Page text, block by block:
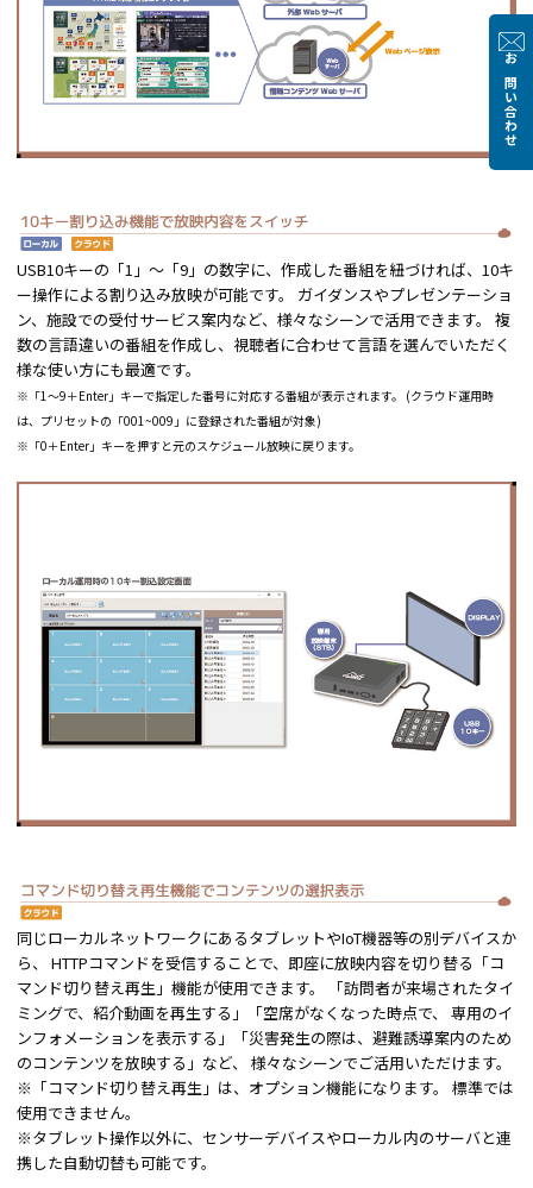
お問い合わせ
USB10キーの「1」～「9」の数字に、作成した番組を紐づければ、10キ
ー操作による割り込み放映が可能です。 ガイダンスやプレゼンテーショ
ン、施設での受付サービス案内など、様々なシーンで活用できます。 複
数の言語違いの番組を作成し、視聴者に合わせて言語を選んでいただく
様な使い方にも最適です。
※「1～9＋Enter」キーで指定した番号に対応する番組が表示されます。 (クラウド運用時
は、プリセットの「001~009」に登録された番組が対象)
※「0＋Enter」キーを押すと元のスケジュール放映に戻ります。
同じローカルネットワークにあるタブレットやIoT機器等の別デバイスか
ら、 HTTPコマンドを受信することで、即座に放映内容を切り替る「コ
マンド切り替え再生」機能が使用できます。 「訪問者が来場されたタイ
ミングで、紹介動画を再生する」「空席がなくなった時点で、 専用のイ
ンフォメーションを表示する」「災害発生の際は、避難誘導案内のため
のコンテンツを放映する」など、 様々なシーンでご活用いただけます。
※「コマンド切り替え再生」は、オプション機能になります。 標準では
使用できません。
※タブレット操作以外に、センサーデバイスやローカル内のサーバと連
携した自動切替も可能です。